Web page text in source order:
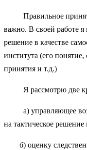
Правильное
важно. В своей работе я
решение в качестве
института (его
принятия и т.д.)
Я рассмотрю две
а) управляющее
на тактическое решение
б) оценку